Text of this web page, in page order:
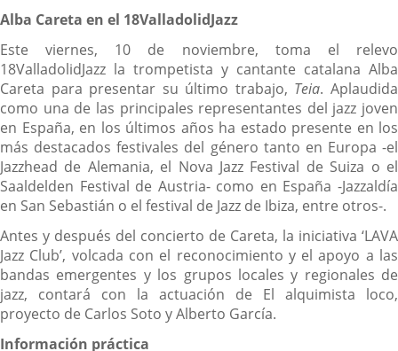
Alba Careta en el 18ValladolidJazz
Este viernes, 10 de noviembre, toma el relevo
18ValladolidJazz la trompetista y cantante catalana Alba
Careta para presentar su último trabajo, Teia. Aplaudida
como una de las principales representantes del jazz joven
en España, en los últimos años ha estado presente en los
más destacados festivales del género tanto en Europa -el
Jazzhead de Alemania, el Nova Jazz Festival de Suiza o el
Saaldelden Festival de Austria- como en España -Jazzaldía
en San Sebastián o el festival de Jazz de Ibiza, entre otros-.
Antes y después del concierto de Careta, la iniciativa ‘LAVA
Jazz Club’, volcada con el reconocimiento y el apoyo a las
bandas emergentes y los grupos locales y regionales de
jazz, contará con la actuación de El alquimista loco,
proyecto de Carlos Soto y Alberto García.
Información práctica